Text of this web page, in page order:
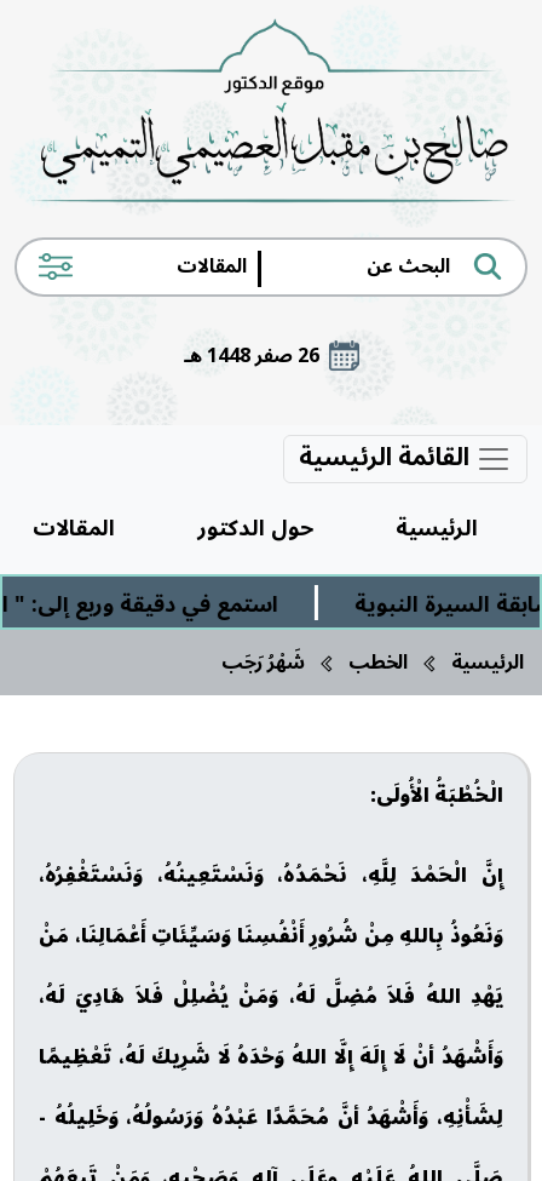
|
26 صفر 1448 هـ
القائمة الرئيسية
الرئيسية حول الدكتور
المقالات
النبوية
| استمع في دقيقة وربع إلى: "
الرئيسية الخطب شَهْرُ رَجَب
الْخُطْبَةُ الْأُولَى:
إِنَّ الْحَمْدَ لِلَّهِ، نَحْمَدُهُ، وَنَسْتَعِينُهُ، وَنَسْتَغْفِرُهُ،
وَنَعُوذُ بِاللهِ مِنْ شُرُورِ أَنْفُسِنَا وَسَيِّئَاتِ أَعْمَالِنَا، مَنْ
يَهْدِ اللهُ فَلاَ مُضِلَّ لَهُ، وَمَنْ يُضْلِلْ فَلاَ هَادِيَ لَهُ،
وَأَشْهَدُ أنْ لَا إِلَهَ إِلَّا اللهُ وَحْدَهُ لَا شَرِيكَ لَهُ، تَعْظِيمًا
لِشَأْنِهِ، وَأَشْهَدُ أنَّ مُحَمَّدًا عَبْدُهُ وَرَسُولُهُ، وَخَلِيلُهُ -